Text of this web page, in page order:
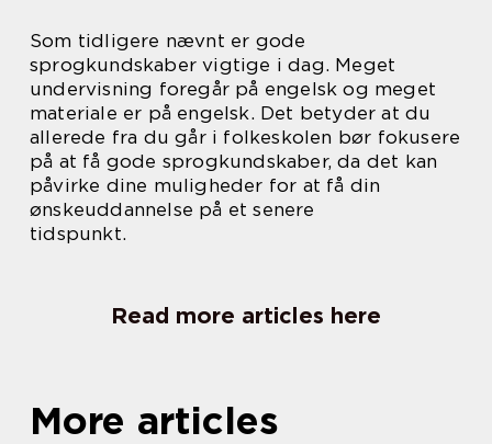
Som tidligere nævnt er gode
sprogkundskaber vigtige i dag. Meget
undervisning foregår på engelsk og meget
materiale er på engelsk. Det betyder at du
allerede fra du går i folkeskolen bør fokusere
på at få gode sprogkundskaber, da det kan
påvirke dine muligheder for at få din
ønskeuddannelse på et senere
tidspunkt.
Read more articles here
More articles